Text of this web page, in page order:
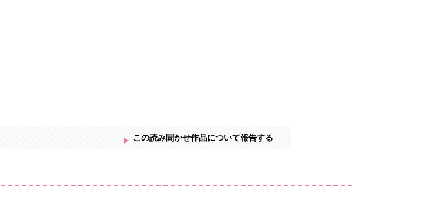
この読み聞かせ作品について報告する